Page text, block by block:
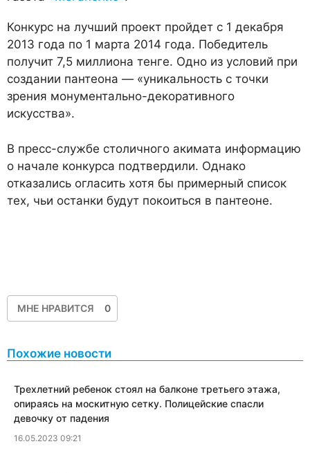
Конкурс на лучший проект пройдет с 1 декабря
2013 года по 1 марта 2014 года. Победитель
получит 7,5 миллиона тенге. Одно из условий при
создании пантеона — «уникальность с точки
зрения монументально-декоративного
искусства».
В пресс-службе столичного акимата информацию
о начале конкурса подтвердили. Однако
отказались огласить хотя бы примерный список
тех, чьи останки будут покоиться в пантеоне.
МНЕ НРАВИТСЯ 0
Похожие новости
Трехлетний ребенок стоял на балконе третьего этажа,
опираясь на москитную сетку. Полицейские спасли
девочку от падения
16.05.2023 09:21